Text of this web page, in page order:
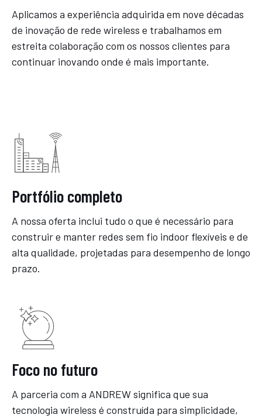
Aplicamos a experiência adquirida em nove décadas
de inovação de rede wireless e trabalhamos em
estreita colaboração com os nossos clientes para
continuar inovando onde é mais importante.
Portfólio completo
A nossa oferta inclui tudo o que é necessário para
construir e manter redes sem fio indoor flexíveis e de
alta qualidade, projetadas para desempenho de longo
prazo.
Foco no futuro
A parceria com a ANDREW significa que sua
tecnologia wireless é construída para simplicidade,